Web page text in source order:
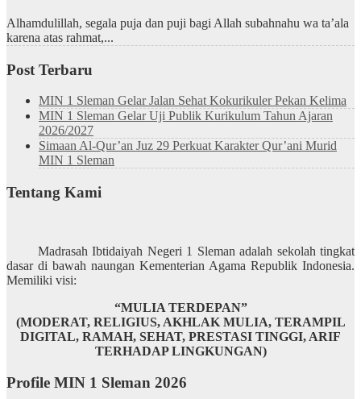
Alhamdulillah, segala puja dan puji bagi Allah subahnahu wa ta’ala
karena atas rahmat,...
Post Terbaru
MIN 1 Sleman Gelar Jalan Sehat Kokurikuler Pekan Kelima
MIN 1 Sleman Gelar Uji Publik Kurikulum Tahun Ajaran
2026/2027
Simaan Al-Qur’an Juz 29 Perkuat Karakter Qur’ani Murid
MIN 1 Sleman
Tentang Kami
Madrasah Ibtidaiyah Negeri 1 Sleman adalah sekolah tingkat
dasar di bawah naungan Kementerian Agama Republik Indonesia.
Memiliki visi:
“MULIA TERDEPAN”
(MODERAT, RELIGIUS, AKHLAK MULIA, TERAMPIL
DIGITAL, RAMAH, SEHAT, PRESTASI TINGGI, ARIF
TERHADAP LINGKUNGAN)
Profile MIN 1 Sleman 2026